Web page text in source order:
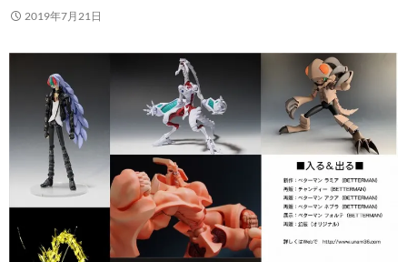
2019年7月21日